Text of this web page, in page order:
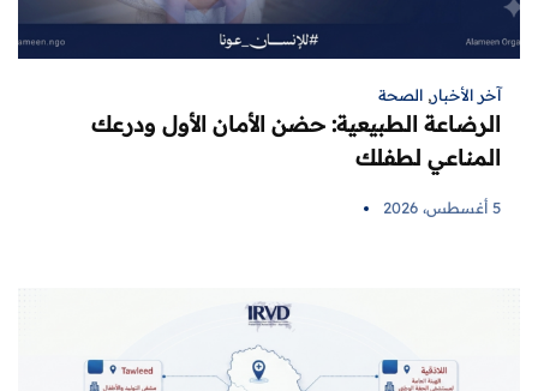
آخر الأخبار, الصحة
الرضاعة الطبيعية: حضن الأمان الأول ودرعك
المناعي لطفلك
5 أغسطس، 2026